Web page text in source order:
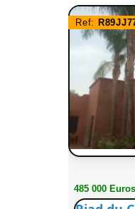
Ref:
485 000 Euros